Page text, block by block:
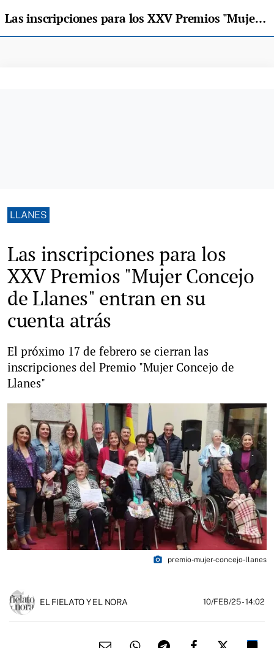
Las inscripciones para los XXV Premios "Mujer Concejo de Llanes" entran en su cuenta atrás
LLANES
Las inscripciones para los
XXV Premios "Mujer Concejo
de Llanes" entran en su
cuenta atrás
El próximo 17 de febrero se cierran las
inscripciones del Premio "Mujer Concejo de
Llanes"
photo_camera premio-mujer-concejo-llanes
EL FIELATO Y EL NORA 10/FEB/25- 14:02